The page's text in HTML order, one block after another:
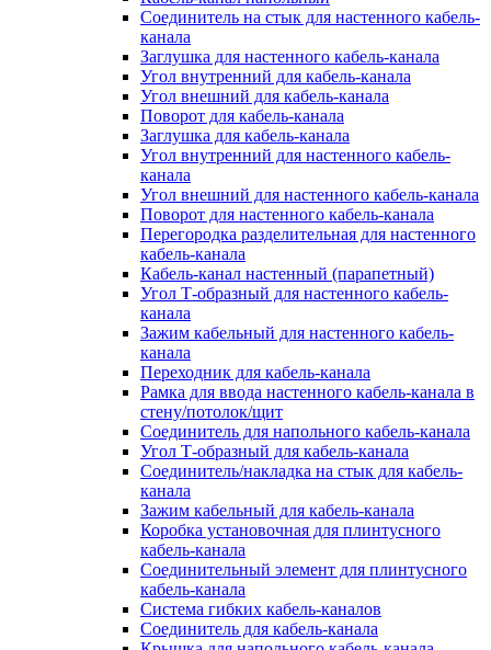
Соединитель на стык для настенного кабель-
канала
Заглушка для настенного кабель-канала
Угол внутренний для кабель-канала
Угол внешний для кабель-канала
Поворот для кабель-канала
Заглушка для кабель-канала
Угол внутренний для настенного кабель-
канала
Угол внешний для настенного кабель-канала
Поворот для настенного кабель-канала
Перегородка разделительная для настенного
кабель-канала
Кабель-канал настенный (парапетный)
Угол Т-образный для настенного кабель-
канала
Зажим кабельный для настенного кабель-
канала
Переходник для кабель-канала
Рамка для ввода настенного кабель-канала в
стену/потолок/щит
Соединитель для напольного кабель-канала
Угол Т-образный для кабель-канала
Соединитель/накладка на стык для кабель-
канала
Зажим кабельный для кабель-канала
Коробка установочная для плинтусного
кабель-канала
Соединительный элемент для плинтусного
кабель-канала
Система гибких кабель-каналов
Соединитель для кабель-канала